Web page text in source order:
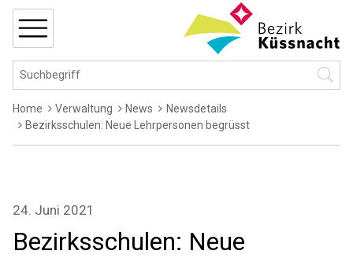
Navigieren in Küssnacht
Schnellnavigation
Hauptnavigation
Suchbegriff
Breadcrumb
Home Verwaltung News
Newsdetails
Bezirksschulen: Neue Lehrpersonen begrüsst
Bezirksschulen: Neue
24. Juni 2021